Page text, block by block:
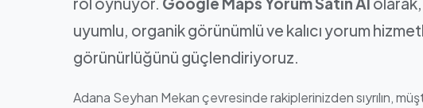
uyumlu, organik görünümlü ve kalıcı yorum
görünürlüğünü güçlendiriyoruz.
Adana Seyhan Mekan çevresinde rakiplerinizden sıyrılın,